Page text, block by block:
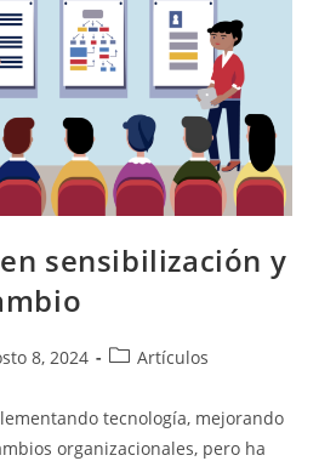
sensibilización y
8, 2024 Artículos
tecnología, mejorando
organizacionales, pero ha